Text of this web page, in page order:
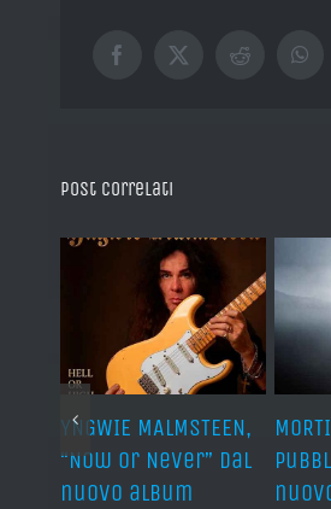
Facebook
X Reddit
Post correlati
YNGWIE MALMSTEEN,
“Now Or Never” dal
nuovo album